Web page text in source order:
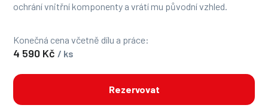
ochrání vnitřní komponenty a vrátí mu původní vzhled.
Konečná cena včetně dílu a práce:
4 590 Kč / ks
Rezervovat